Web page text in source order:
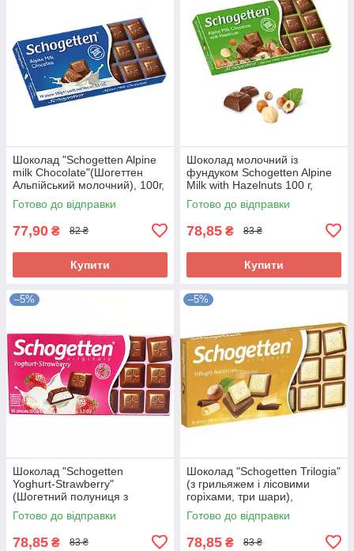
Шоколад "Schogetten Alpine
milk Chocolate"(Шогеттен
Альпійський молочний), 100г,
Германиия
Готово до відправки
77,90 ₴ 82 ₴
Купити
Шоколад молочний із
фундуком Schogetten Alpine
Milk with Hazelnuts 100 г,
Німеччина
Готово до відправки
78,85 ₴ 83 ₴
Купити
–5%
Шоколад "Schogetten
Yoghurt-Strawberry"
(Шогетний полуниця з
йогуртом) Німеччина, 100 г
Готово до відправки
78,85 ₴ 83 ₴
–5%
Шоколад "Schogetten Trilogia"
(з грильяжем і лісовими
горіхами, три шари),
Німеччина, 100 г
Готово до відправки
78,85 ₴ 83 ₴